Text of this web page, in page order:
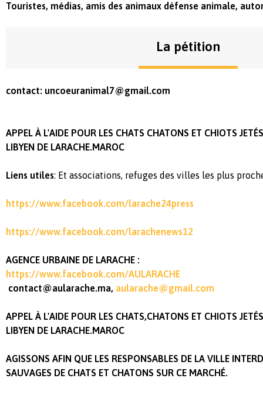
Touristes, médias, amis des animaux défense animale,
La pétition
contact: uncoeuranimal7@gmail.com
APPEL À L'AIDE POUR LES CHATS CHATONS ET CHIOTS
LIBYEN DE LARACHE.MAROC
Liens utiles: Et associations, refuges des villes les plus
https://www.facebook.com/larache24press
https://www.facebook.com/larachenews12
AGENCE URBAINE DE LARACHE :
https://www.facebook.com/AULARACHE
contact@aularache.ma, aularache@gmail.com
APPEL À L'AIDE POUR LES CHATS,CHATONS ET CHIOTS
LIBYEN DE LARACHE.MAROC
AGISSONS AFIN QUE LES RESPONSABLES DE LA VILLE
SAUVAGES DE CHATS ET CHATONS SUR CE MARCHÉ.